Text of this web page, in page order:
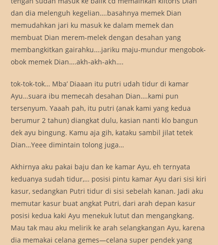
dan dia melenguh kegelian….basahnya memek Dian
memudahkan jari ku masuk ke dalam memek dan
membuat Dian merem-melek dengan desahan yang
membangkitkan gairahku….jariku maju-mundur mengobok-
obok memek Dian….akh-akh-akh….
tok-tok-tok… Mba’ Diaaan itu putri udah tidur di kamar
Ayu…suara ibu memecah desahan Dian….kami pun
tersenyum. Yaaah pah, itu putri (anak kami yang kedua
berumur 2 tahun) diangkat dulu, kasian nanti klo bangun
dek ayu bingung. Kamu aja gih, kataku sambil jilat tetek
Dian…Yeee dimintain tolong juga…
Akhirnya aku pakai baju dan ke kamar Ayu, eh ternyata
keduanya sudah tidur,… posisi pintu kamar Ayu dari sisi kiri
kasur, sedangkan Putri tidur di sisi sebelah kanan. Jadi aku
memutar kasur buat angkat Putri, dari arah depan kasur
posisi kedua kaki Ayu menekuk lutut dan mengangkang.
Mau tak mau aku melirik ke arah selangkangan Ayu, karena
dia memakai celana gemes—celana super pendek yang